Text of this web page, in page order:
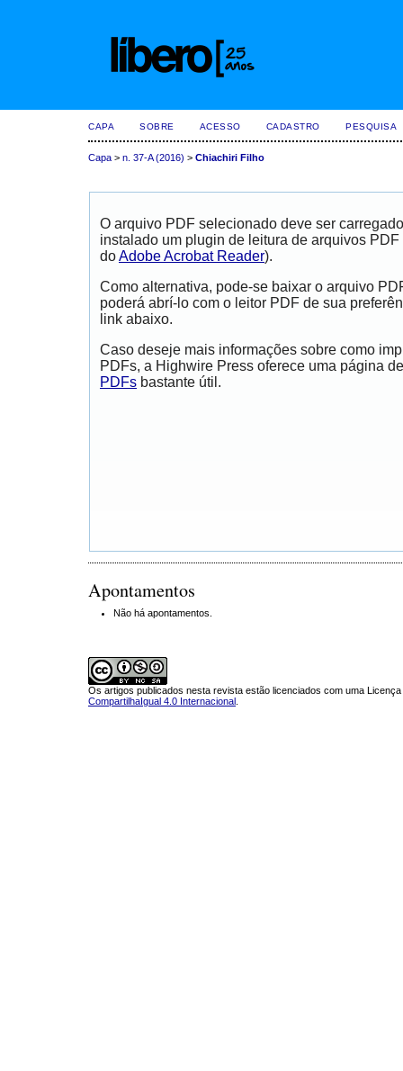
CAPA SOBRE ACESSO CADASTRO PESQUISA
Capa > n. 37-A (2016) > Chiachiri Filho
O arquivo PDF selecionado deve ser
instalado um plugin de leitura de arquivos
doAdobe Acrobat Reader).
Como alternativa, pode-se baixar o arquivo
poderá abrí-lo com o leitor PDF de sua
link abaixo.
Caso deseje mais informações sobre como
PDFs, a Highwire Press oferece uma página
PDFs bastante útil.
Apontamentos
Não há apontamentos.
Os artigos publicados nesta revista estão licenciados com uma Licença
CompartilhaIgual 4.0 Internacional